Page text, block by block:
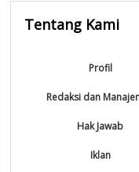
Tentang Kami
Profil
Redaksi dan
Hak Jawab
Iklan